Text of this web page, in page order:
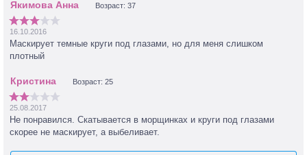
Возраст: 37
16.10.2016
Маскирует темные круги под глазами, но для меня слишком
плотный
Возраст: 25
25.08.2017
Не понравился. Скатывается в морщинках и круги под глазами
скорее не маскирует, а выбеливает.